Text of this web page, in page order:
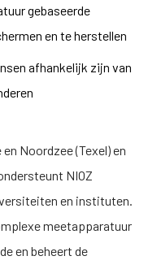
gebaseerde
en te herstellen
afhankelijk zijn van
Noordzee (Texel) en
NIOZ
en instituten.
meetapparatuur
en beheert de